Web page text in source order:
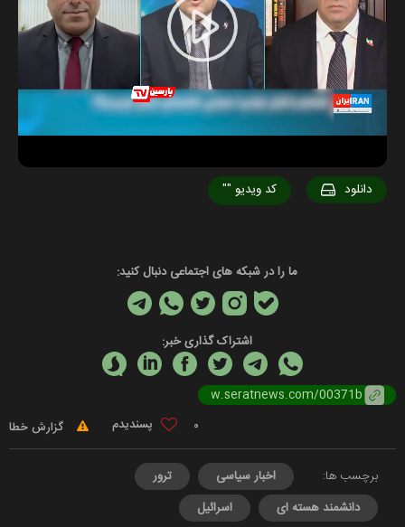
Play
Video
"" کد ویدیو دانلود
ما را در شبکه های اجتماعی دنبال کنید:
اشتراک گذاری خبر:
0 گزارش خطا
برچسب ها: اخبار سیاسی
ترور
دانشمند هسته ای
اسرائیل